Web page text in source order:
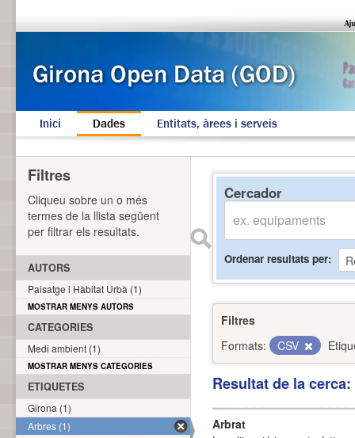
Inici Dades Entitats, àrees i serveis
Cercador
Ordenar resultats per
Filtres
Formats:
CSV
Resultat de la
Arbrat
Filtres
Cliqueu sobre un o més
termes de la llista següent
per filtrar els resultats.
AUTORS
Paisatge i Hàbitat Urbà (1)
MOSTRAR MENYS AUTORS
CATEGORIES
Medi ambient (1)
MOSTRAR MENYS CATEGORIES
ETIQUETES
Girona (1)
Arbres (1)